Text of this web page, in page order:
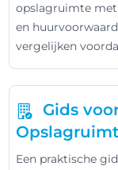
opslagruimte met
en
vergelijken
Gids
Een praktische